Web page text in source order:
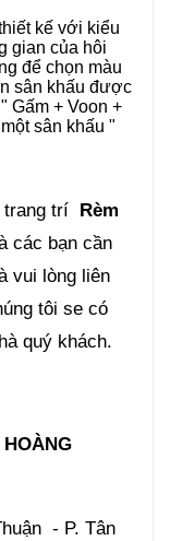
kế với kiểu
gian của hôi
để chọn màu
sân khấu được
Gấm + Voon +
sân khấu "
trí Rèm
các bạn cần
vui lòng liên
tôi se có
quý khách.
- P. Tân